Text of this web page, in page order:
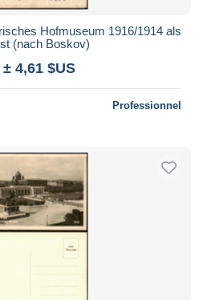
Hofmuseum 1916/1914 als
(nach Boskov)
± 4,61 $US
Professionnel